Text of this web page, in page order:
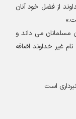
از فضل خود آنان
.»
مسلمانان مى ‏داند و
غير خداوند اضافه
است‏